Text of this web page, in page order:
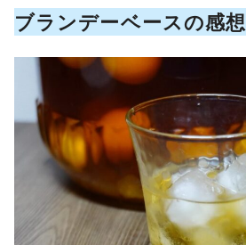
ブランデーベースの感想